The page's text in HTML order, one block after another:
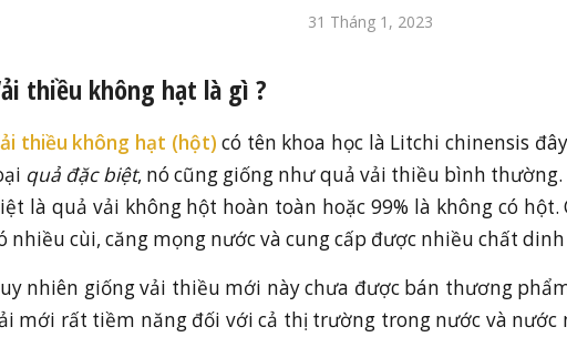
31 Tháng 1, 2023
thiều không hạt là gì ?
thiều không hạt (hột) có tên khoa học là Litchi chinensis
quả đặc biệt, nó cũng giống như quả vải thiều bình
là quả vải không hột hoàn toàn hoặc 99% là không có
nhiều cùi, căng mọng nước và cung cấp được nhiều chất
nhiên giống vải thiều mới này chưa được bán thương
mới rất tiềm năng đối với cả thị trường trong nước và nước